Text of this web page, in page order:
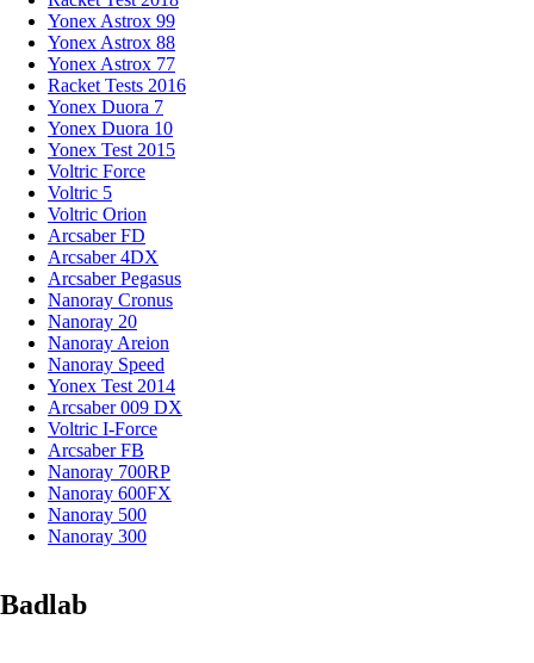
Yonex Astrox 99
Yonex Astrox 88
Yonex Astrox 77
Racket Tests 2016
Yonex Duora 7
Yonex Duora 10
Yonex Test 2015
Voltric Force
Voltric 5
Voltric Orion
Arcsaber FD
Arcsaber 4DX
Arcsaber Pegasus
Nanoray Cronus
Nanoray 20
Nanoray Areion
Nanoray Speed
Yonex Test 2014
Arcsaber 009 DX
Voltric I-Force
Arcsaber FB
Nanoray 700RP
Nanoray 600FX
Nanoray 500
Nanoray 300
Badlab